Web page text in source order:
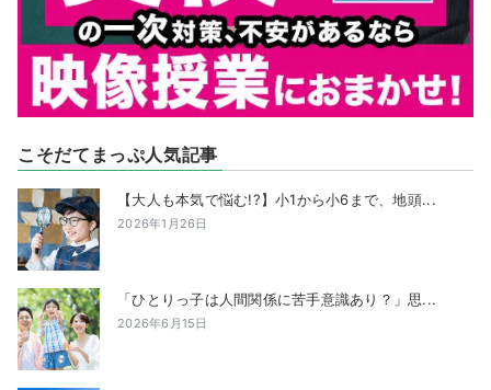
こそだてまっぷ人気記事
【大人も本気で悩む!?】小1から小6まで、地頭...
2026年1月26日
「ひとりっ子は人間関係に苦手意識あり？」思...
2026年6月15日